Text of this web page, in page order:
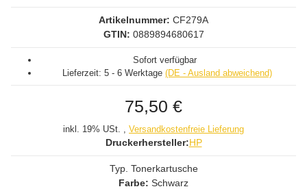
Artikelnummer: CF279A
GTIN: 0889894680617
Sofort verfügbar
Lieferzeit: 5 - 6 Werktage (DE - Ausland abweichend)
75,50 €
inkl. 19% USt. , Versandkostenfreie Lieferung
Druckerhersteller:HP
Typ. Tonerkartusche
Farbe: Schwarz